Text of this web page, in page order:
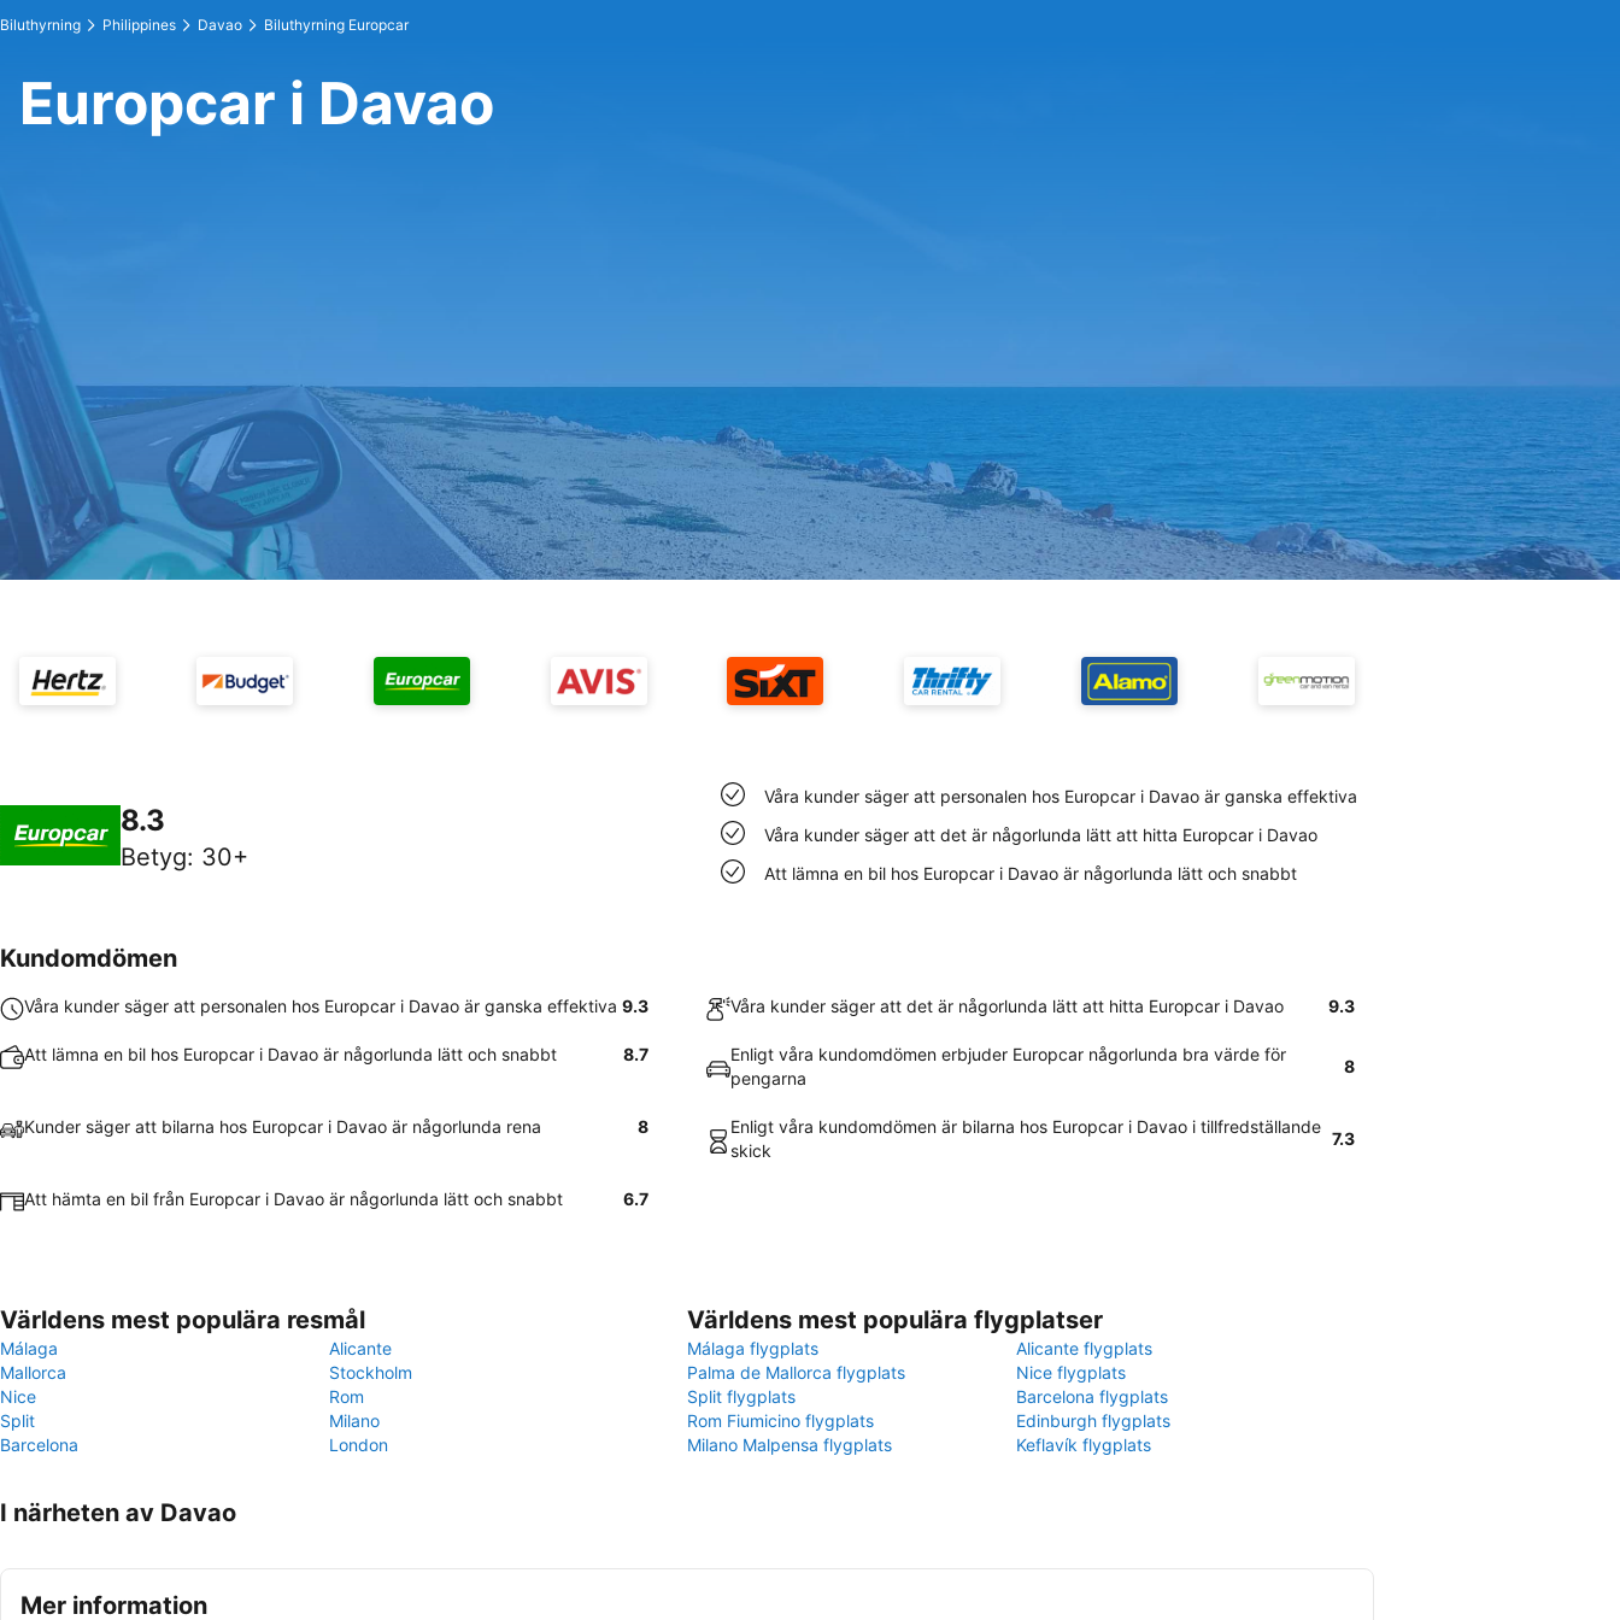
Biluthyrning Philippines Davao Biluthyrning Europcar
Europcar i Davao
8.3
Betyg: 30+
Våra kunder säger att personalen hos Europcar i Davao är ganska effektiva
Våra kunder säger att det är någorlunda lätt att hitta Europcar i Davao
Att lämna en bil hos Europcar i Davao är någorlunda lätt och snabbt
Kundomdömen
Våra kunder säger att personalen hos Europcar i Davao är ganska effektiva 9.3 Våra kunder säger att det är någorlunda lätt att hitta Europcar i Davao 9.3
Att lämna en bil hos Europcar i Davao är någorlunda lätt och snabbt 8.7
Enligt våra kundomdömen erbjuder Europcar någorlunda bra värde för
pengarna
8
Kunder säger att bilarna hos Europcar i Davao är någorlunda rena 8
Enligt våra kundomdömen är bilarna hos Europcar i Davao i tillfredställande
skick
7.3
Att hämta en bil från Europcar i Davao är någorlunda lätt och snabbt 6.7
Världens mest populära resmål
Málaga
Alicante
Mallorca
Stockholm
Nice
Rom
Split
Milano
Barcelona
London
Världens mest populära flygplatser
Málaga flygplats
Alicante flygplats
Palma de Mallorca flygplats
Nice flygplats
Split flygplats
Barcelona flygplats
Rom Fiumicino flygplats
Edinburgh flygplats
Milano Malpensa flygplats
Keflavík flygplats
I närheten av Davao
Mer information